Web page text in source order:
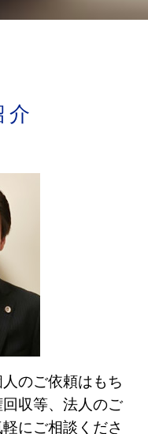
介
のご依頼はもち
収等、法人のご
にご相談くださ